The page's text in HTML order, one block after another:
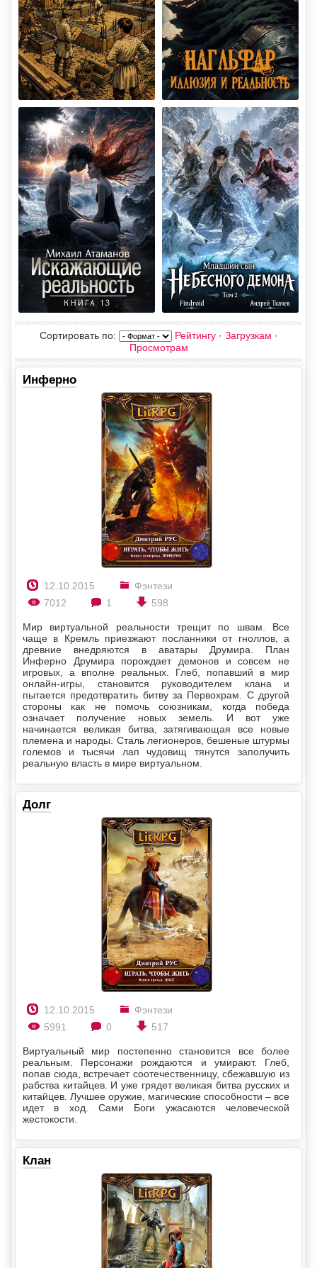
Сортировать по: Рейтингу· Загрузкам ·
Просмотрам
Инферно
12.10.2015
Фэнтези
7012
1 598
Мир виртуальной реальности трещит по швам. Все
чаще в Кремль приезжают посланники от гноллов, а
древние внедряются в аватары Друмира. План
Инферно Друмира порождает демонов и совсем не
игровых, а вполне реальных. Глеб, попавший в мир
онлайн-игры, становится руководителем клана и
пытается предотвратить битву за Первохрам. С другой
стороны как не помочь союзникам, когда победа
означает получение новых земель. И вот уже
начинается великая битва, затягивающая все новые
племена и народы. Сталь легионеров, бешеные штурмы
големов и тысячи лап чудовищ тянутся заполучить
реальную власть в мире виртуальном.
Долг
12.10.2015
Фэнтези
5991
0 517
Виртуальный мир постепенно становится все более
реальным. Персонажи рождаются и умирают. Глеб,
попав сюда, встречает соотечественницу, сбежавшую из
рабства китайцев. И уже грядет великая битва русских и
китайцев. Лучшее оружие, магические способности – все
идет в ход. Сами Боги ужасаются человеческой
жестокости.
Клан